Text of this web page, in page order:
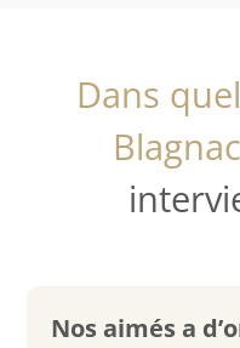
Dans
Nos aimés a